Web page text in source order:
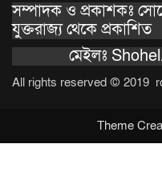
সম্পাদক ও প্রকাশকঃ
যুক্তরাজ্য থেকে প্রকাশিত
মেইলঃ
All rights reserved © 2019
Theme